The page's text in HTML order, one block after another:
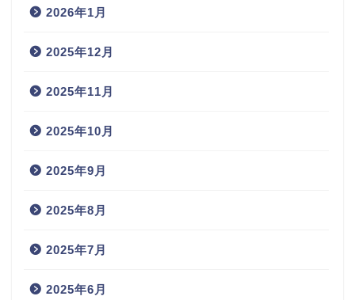
2026年1月
2025年12月
2025年11月
2025年10月
2025年9月
2025年8月
2025年7月
2025年6月